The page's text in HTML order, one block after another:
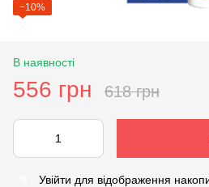
−10%
В наявності
556 грн 618 грн
Увійти для відображення